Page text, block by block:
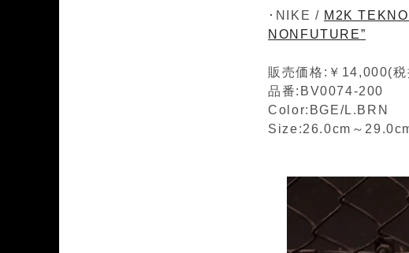
･NIKE / M2K
NONFUTURE”
販売価格:￥14,000(税
品番:BV0074-200
Color:BGE/L.BRN
Size:26.0cm～